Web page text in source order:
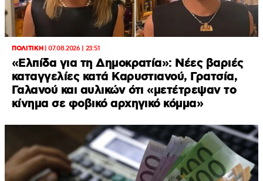
ΠΟΛΙΤΙΚΗ|07.08.2026 | 23:51
«Ελπίδα για τη Δημοκρατία»: Νέες βαριές
καταγγελίες κατά Καρυστιανού, Γρατσία,
Γαλανού και αυλικών ότι «μετέτρεψαν το
κίνημα σε φοβικό αρχηγικό κόμμα»